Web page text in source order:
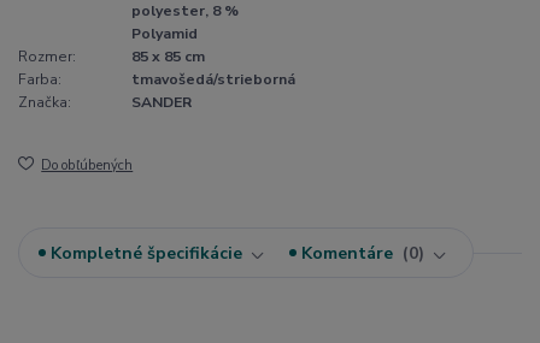
polyester, 8 %
Polyamid
Rozmer:
85 x 85 cm
Farba:
tmavošedá/strieborná
Značka:
SANDER
Do obľúbených
Kompletné špecifikácie Komentáre 0